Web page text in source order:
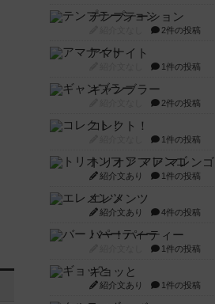
テンプテーション
2件の投稿
アマナイト
1件の投稿
ギャンブラー
2件の投稿
コレクト！
1件の投稿
トリオンフ ア マレンゴ
紹介文あり 1件の投稿
エレメンツ
紹介文あり 4件の投稿
バー！パーティー
1件の投稿
ギョッと
紹介文あり 1件の投稿